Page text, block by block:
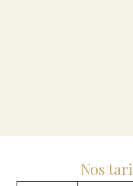
Nos